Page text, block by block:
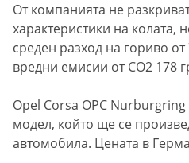
От компанията не
характеристики на колата,
среден разход на гориво
вредни емисии от CO2 178
Opel Corsa OPC
модел, който ще се
автомобила. Цената в